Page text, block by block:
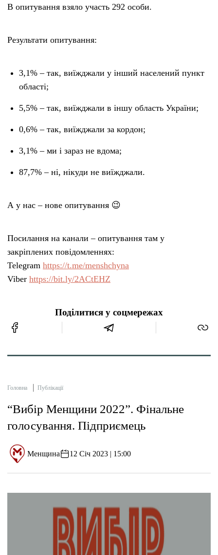
В опитування взяло участь 292 особи.
Результати опитування:
3,1% – так, виїжджали у інший населений пункт
області;
5,5% – так, виїжджали в іншу область України;
0,6% – так, виїжджали за кордон;
3,1% – ми і зараз не вдома;
87,7% – ні, нікуди не виїжджали.
А у нас – нове опитування 😉
Посилання на канали – опитування там у
закріплених повідомленнях:
Telegram https://t.me/menshchyna
Viber https://bit.ly/2ACtEHZ
Поділитися у соцмережах
Головна Публікації
“Вибір Менщини 2022”. Фінальне
голосування. Підприємець
Менщина 12 Січ 2023 | 15:00